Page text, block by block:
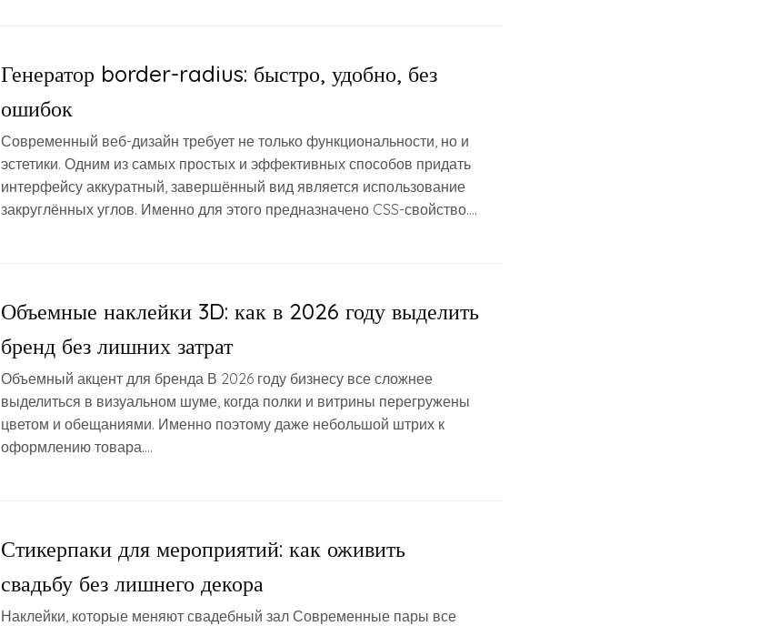
Генератор border-radius: быстро, удобно, без
ошибок
Современный веб-дизайн требует не только функциональности, но и
эстетики. Одним из самых простых и эффективных способов придать
интерфейсу аккуратный, завершённый вид является использование
закруглённых углов. Именно для этого предназначено CSS-свойство….
Объемные наклейки 3D: как в 2026 году выделить
бренд без лишних затрат
Объемный акцент для бренда В 2026 году бизнесу все сложнее
выделиться в визуальном шуме, когда полки и витрины перегружены
цветом и обещаниями. Именно поэтому даже небольшой штрих к
оформлению товара….
Стикерпаки для мероприятий: как оживить
свадьбу без лишнего декора
Наклейки, которые меняют свадебный зал Современные пары все